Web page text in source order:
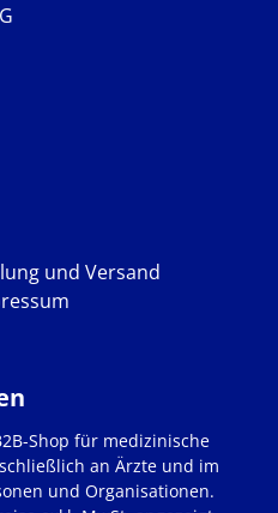
und Versand
Shop für medizinische
an Ärzte und im
und Organisationen.